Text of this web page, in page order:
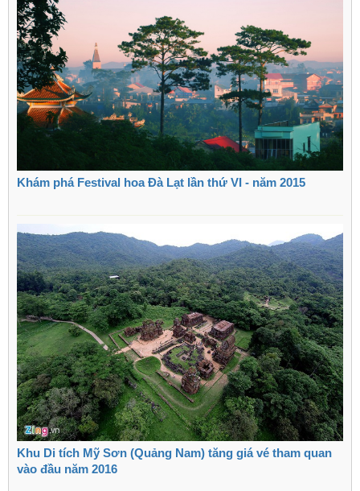
Khám phá Festival hoa Đà Lạt lần thứ VI - năm 2015
Khu Di tích Mỹ Sơn (Quảng Nam) tăng giá vé tham quan
vào đầu năm 2016